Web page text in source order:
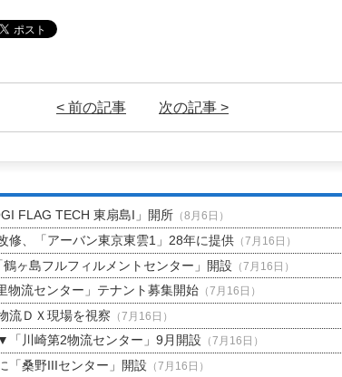
< 前の記事 次の記事 >
FLAG TECH 東扇島I」開所（8月6日）
修、「アーバン東京東雲1」28年に提供（7月16日）
ヶ島フルフィルメントセンター」開設 （7月16日）
流センター」テナント募集開始（7月16日）
流ＤＸ現場を視察 （7月16日）
「川崎第2物流センター」9月開設 （7月16日）
「桑野IIIセンター」開設 （7月16日）